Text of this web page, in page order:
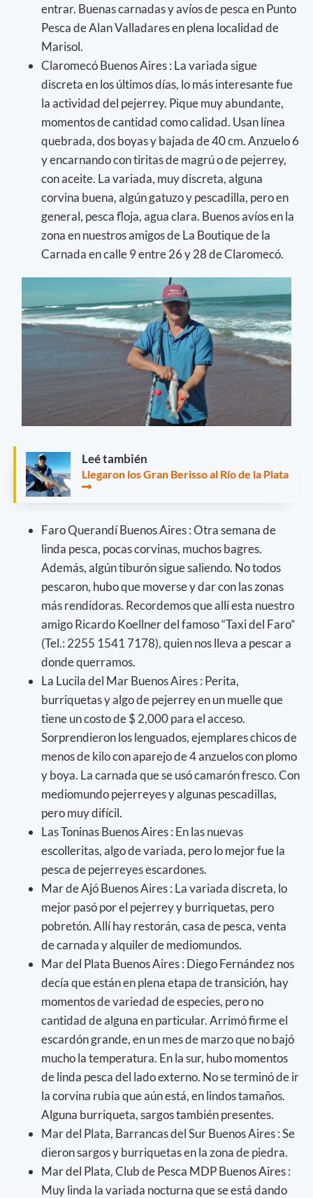
entrar. Buenas carnadas y avíos de pesca en Punto
Pesca de Alan Valladares en plena localidad de
Marisol.
Claromecó Buenos Aires : La variada sigue
discreta en los últimos días, lo más interesante fue
la actividad del pejerrey. Pique muy abundante,
momentos de cantidad como calidad. Usan línea
quebrada, dos boyas y bajada de 40 cm. Anzuelo 6
y encarnando con tiritas de magrú o de pejerrey,
con aceite. La variada, muy discreta, alguna
corvina buena, algún gatuzo y pescadilla, pero en
general, pesca floja, agua clara. Buenos avíos en la
zona en nuestros amigos de La Boutique de la
Carnada en calle 9 entre 26 y 28 de Claromecó.
Leé también
Llegaron los Gran Berisso al Río de la Plata
Faro Querandí Buenos Aires : Otra semana de
linda pesca, pocas corvinas, muchos bagres.
Además, algún tiburón sigue saliendo. No todos
pescaron, hubo que moverse y dar con las zonas
más rendidoras. Recordemos que allí esta nuestro
amigo Ricardo Koellner del famoso “Taxi del Faro”
(Tel.: 2255 1541 7178), quien nos lleva a pescar a
donde querramos.
La Lucila del Mar Buenos Aires : Perita,
burriquetas y algo de pejerrey en un muelle que
tiene un costo de $ 2,000 para el acceso.
Sorprendieron los lenguados, ejemplares chicos de
menos de kilo con aparejo de 4 anzuelos con plomo
y boya. La carnada que se usó camarón fresco. Con
mediomundo pejerreyes y algunas pescadillas,
pero muy difícil.
Las Toninas Buenos Aires : En las nuevas
escolleritas, algo de variada, pero lo mejor fue la
pesca de pejerreyes escardones.
Mar de Ajó Buenos Aires : La variada discreta, lo
mejor pasó por el pejerrey y burriquetas, pero
pobretón. Allí hay restorán, casa de pesca, venta
de carnada y alquiler de mediomundos.
Mar del Plata Buenos Aires : Diego Fernández nos
decía que están en plena etapa de transición, hay
momentos de variedad de especies, pero no
cantidad de alguna en particular. Arrimó firme el
escardón grande, en un mes de marzo que no bajó
mucho la temperatura. En la sur, hubo momentos
de linda pesca del lado externo. No se terminó de ir
la corvina rubia que aún está, en lindos tamaños.
Alguna burriqueta, sargos también presentes.
Mar del Plata, Barrancas del Sur Buenos Aires : Se
dieron sargos y burriquetas en la zona de piedra.
Mar del Plata, Club de Pesca MDP Buenos Aires :
Muy linda la variada nocturna que se está dando